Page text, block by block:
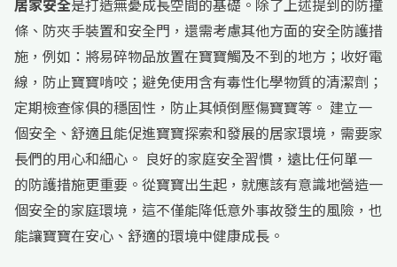
居家安全是打造無憂成長空間的基礎。除了上述提到的防撞
條、防夾手裝置和安全門，還需考慮其他方面的安全防護措
施，例如：將易碎物品放置在寶寶觸及不到的地方；收好電
線，防止寶寶啃咬；避免使用含有毒性化學物質的清潔劑；
定期檢查傢俱的穩固性，防止其傾倒壓傷寶寶等。 建立一
個安全、舒適且能促進寶寶探索和發展的居家環境，需要家
長們的用心和細心。 良好的家庭安全習慣，遠比任何單一
的防護措施更重要。從寶寶出生起，就應該有意識地營造一
個安全的家庭環境，這不僅能降低意外事故發生的風險，也
能讓寶寶在安心、舒適的環境中健康成長。